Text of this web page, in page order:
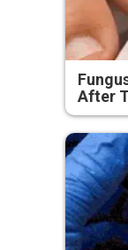
After